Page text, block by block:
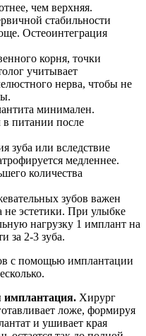
чем верхняя.
стабильности
Остеоинтеграция
корня, точки
учитывает
нерва, чтобы не
минимален.
в питании после
зуба или вследствие
медленнее.
количества
зубов важен
не эстетики. При улыбке
нагрузку 1 имплант на
за 2-3 зуба.
с помощью имплантации
имплантация. Хирург
ложе, формируя
и ушивает края